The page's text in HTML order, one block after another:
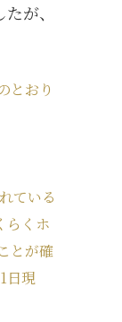
が、
とおり
ている
らくホ
とが確
日現